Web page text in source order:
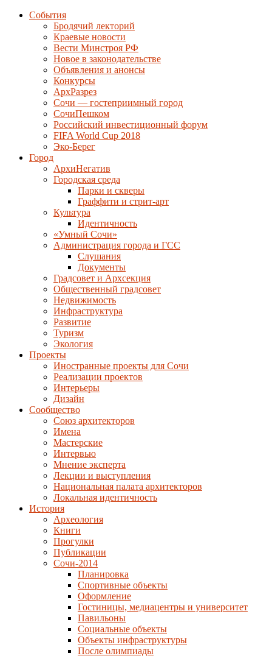
События
Бродячий лекторий
Краевые новости
Вести Минстроя РФ
Новое в законодательстве
Объявления и анонсы
Конкурсы
АрхРазрез
Сочи — гостеприимный город
СочиПешком
Российский инвестиционный форум
FIFA World Cup 2018
Эко-Берег
Город
АрхиНегатив
Городская среда
Парки и скверы
Граффити и стрит-арт
Культура
Идентичность
«Умный Сочи»
Администрация города и ГСС
Слушания
Документы
Градсовет и Архсекция
Общественный градсовет
Недвижимость
Инфраструктура
Развитие
Туризм
Экология
Проекты
Иностранные проекты для Сочи
Реализации проектов
Интерьеры
Дизайн
Сообщество
Союз архитекторов
Имена
Мастерские
Интервью
Мнение эксперта
Лекции и выступления
Национальная палата архитекторов
Локальная идентичность
История
Археология
Книги
Прогулки
Публикации
Сочи-2014
Планировка
Спортивные объекты
Оформление
Гостиницы, медиацентры и университет
Павильоны
Социальные объекты
Объекты инфраструктуры
После олимпиады